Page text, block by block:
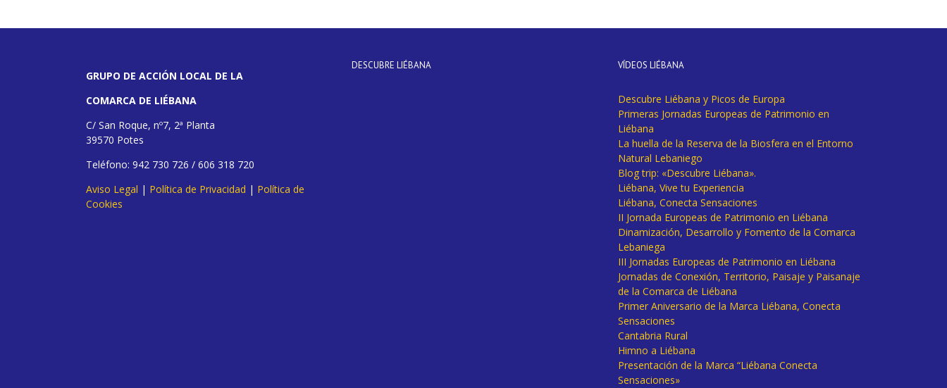
GRUPO DE ACCIÓN LOCAL DE LA
COMARCA DE LIÉBANA
C/ San Roque, nº7, 2ª Planta
39570 Potes
Teléfono: 942 730 726 / 606 318 720
Aviso Legal | Política de Privacidad | Política de
Cookies
DESCUBRE LIÉBANA VÍDEOS LIÉBANA
Descubre Liébana y Picos de Europa
Primeras Jornadas Europeas de Patrimonio en
Liébana
La huella de la Reserva de la Biosfera en el Entorno
Natural Lebaniego
Blog trip: «Descubre Liébana».
Liébana, Vive tu Experiencia
Liébana, Conecta Sensaciones
II Jornada Europeas de Patrimonio en Liébana
Dinamización, Desarrollo y Fomento de la Comarca
Lebaniega
III Jornadas Europeas de Patrimonio en Liébana
Jornadas de Conexión, Territorio, Paisaje y Paisanaje
de la Comarca de Liébana
Primer Aniversario de la Marca Liébana, Conecta
Sensaciones
Cantabria Rural
Himno a Liébana
Presentación de la Marca “Liébana Conecta
Sensaciones»